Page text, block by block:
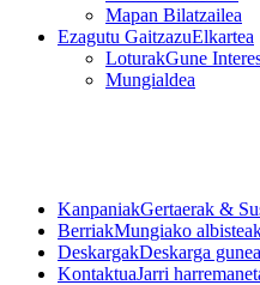
Mapan Bilatzailea
Ezagutu GaitzazuElkartea
LoturakGune
Mungialdea
KanpaniakGertaerak &
BerriakMungiako
DeskargakDeskarga gunea
KontaktuaJarri